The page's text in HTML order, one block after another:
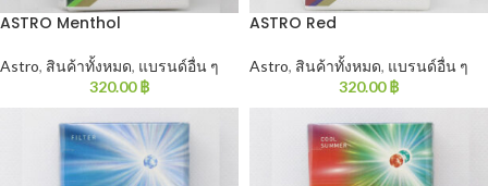
ASTRO Menthol
Astro, สินค้าทั้งหมด, แบรนด์อื่น ๆ
320.00฿
ASTRO Red
Astro, สินค้าทั้งหมด, แบรนด์อื่น ๆ
320.00฿